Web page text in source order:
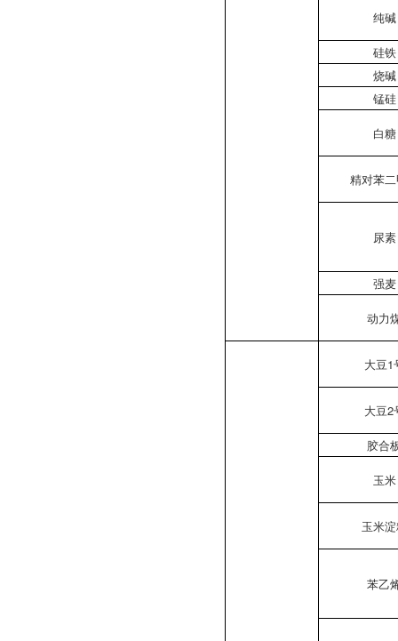
纯碱
硅铁
烧碱
锰硅
白糖
精对苯
尿素
强麦
动力
大豆1
大豆2
胶合
玉米
玉米
苯乙